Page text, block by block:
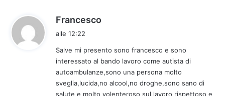
Francesco
e
t
t
o
alle 12:22
Salve mi presento sono francesco e sono
interessato al bando lavoro come autista di
autoambulanze,sono una persona molto
sveglia,lucida,no alcool,no droghe,sono sano di
salute e molto volenteroso sul lavoro rispettoso e